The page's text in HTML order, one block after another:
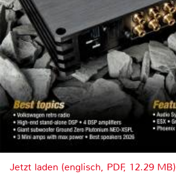
Jetzt laden (englisch, PDF, 12.29 MB)